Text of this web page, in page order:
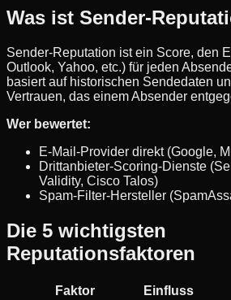
Was ist Sender-
Sender-Reputation ist ein Score, den
Outlook, Yahoo, etc.) für jeden
basiert auf historischen Sendedaten
Vertrauen, das einem Absender
Wer bewertet:
E-Mail-Provider direkt (Google,
Drittanbieter-Scoring-Dienste
Validity, Cisco Talos)
Spam-Filter-Hersteller
Die 5 wichtigsten
Reputationsfaktoren
Faktor Einfluss